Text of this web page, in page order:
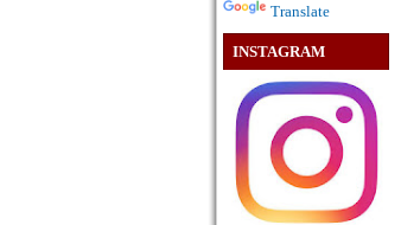
Translate
INSTAGRAM